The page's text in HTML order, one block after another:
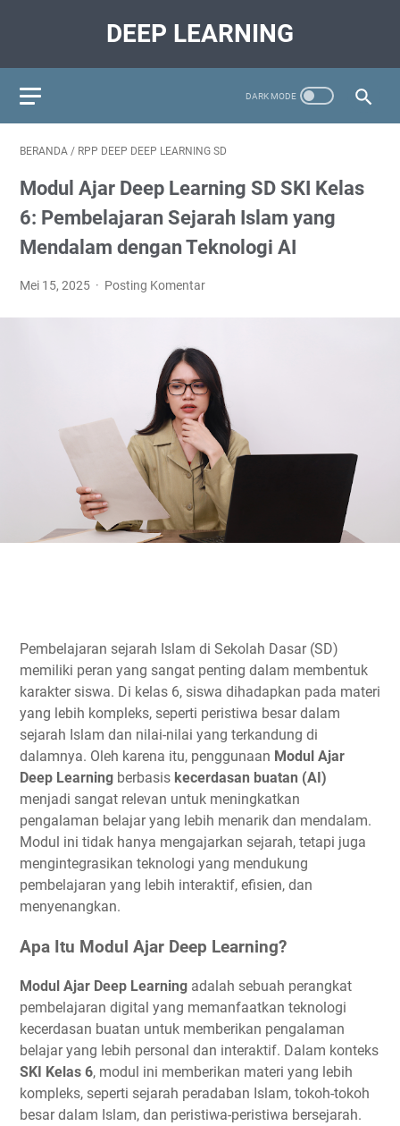
DEEP LEARNING
BERANDA / RPP DEEP DEEP LEARNING SD
Modul Ajar Deep Learning SD SKI Kelas
6: Pembelajaran Sejarah Islam yang
Mendalam dengan Teknologi AI
Mei 15, 2025 Posting Komentar
Pembelajaran sejarah Islam di Sekolah Dasar (SD)
memiliki peran yang sangat penting dalam membentuk
karakter siswa. Di kelas 6, siswa dihadapkan pada materi
yang lebih kompleks, seperti peristiwa besar dalam
sejarah Islam dan nilai-nilai yang terkandung di
dalamnya. Oleh karena itu, penggunaan Modul Ajar
Deep Learning berbasis kecerdasan buatan (AI)
menjadi sangat relevan untuk meningkatkan
pengalaman belajar yang lebih menarik dan mendalam.
Modul ini tidak hanya mengajarkan sejarah, tetapi juga
mengintegrasikan teknologi yang mendukung
pembelajaran yang lebih interaktif, efisien, dan
menyenangkan.
Apa Itu Modul Ajar Deep Learning?
Modul Ajar Deep Learning adalah sebuah perangkat
pembelajaran digital yang memanfaatkan teknologi
kecerdasan buatan untuk memberikan pengalaman
belajar yang lebih personal dan interaktif. Dalam konteks
SKI Kelas 6, modul ini memberikan materi yang lebih
kompleks, seperti sejarah peradaban Islam, tokoh-tokoh
besar dalam Islam, dan peristiwa-peristiwa bersejarah.